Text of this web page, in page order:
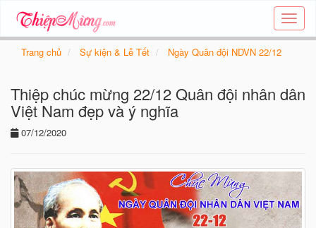
Tạo
thiệp
các
chủ
Trang chủ Sự kiện & Lễ Tết Ngày Quân đội NDVN 22/12
Thiệp chúc mừng 22/12 Quân đội nhân dân
Việt Nam đẹp và ý nghĩa
07/12/2020